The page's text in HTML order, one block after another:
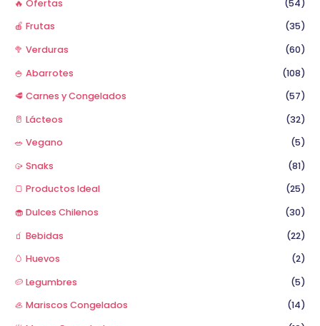
🔥 Ofertas
(54)
🍎 Frutas
(35)
🥦 Verduras
(60)
🍚 Abarrotes
(108)
🥩 Carnes y Congelados
(57)
🥛 Lácteos
(32)
🥗 Vegano
(5)
🥠 Snaks
(81)
🍞 Productos Ideal
(25)
🧁 Dulces Chilenos
(30)
🧃 Bebidas
(22)
🥚 Huevos
(2)
🥔 Legumbres
(5)
🦪 Mariscos Congelados
(14)